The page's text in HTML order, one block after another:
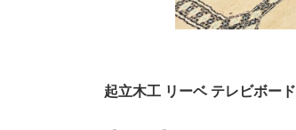
起立木工 リーベ テレビボード